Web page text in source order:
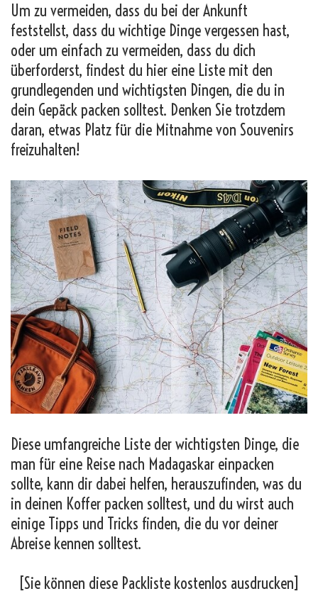
Um zu vermeiden, dass du bei der Ankunft
feststellst, dass du wichtige Dinge vergessen hast,
oder um einfach zu vermeiden, dass du dich
überforderst, findest du hier eine Liste mit den
grundlegenden und wichtigsten Dingen, die du in
dein Gepäck packen solltest. Denken Sie trotzdem
daran, etwas Platz für die Mitnahme von Souvenirs
freizuhalten!
Diese umfangreiche Liste der wichtigsten Dinge, die
man für eine Reise nach Madagaskar einpacken
sollte, kann dir dabei helfen, herauszufinden, was du
in deinen Koffer packen solltest, und du wirst auch
einige Tipps und Tricks finden, die du vor deiner
Abreise kennen solltest.
[Sie können diese Packliste kostenlos ausdrucken]